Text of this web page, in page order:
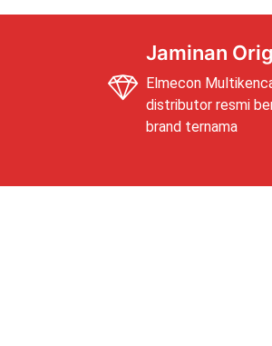
Jaminan
Elmecon
distributor resmi
brand ternama